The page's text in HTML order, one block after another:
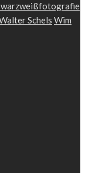
Schels Wim